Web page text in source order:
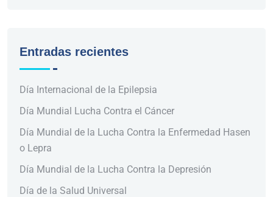
Entradas recientes
Día Internacional de la Epilepsia
Día Mundial Lucha Contra el Cáncer
Día Mundial de la Lucha Contra la Enfermedad Hasen
o Lepra
Día Mundial de la Lucha Contra la Depresión
Día de la Salud Universal